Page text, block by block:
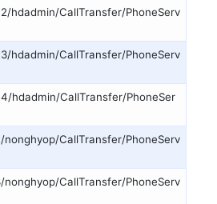
hdadmin/CallTransfer/PhoneServ
hdadmin/CallTransfer/PhoneServ
hdadmin/CallTransfer/PhoneSer
nonghyop/CallTransfer/PhoneServ
nonghyop/CallTransfer/PhoneServ